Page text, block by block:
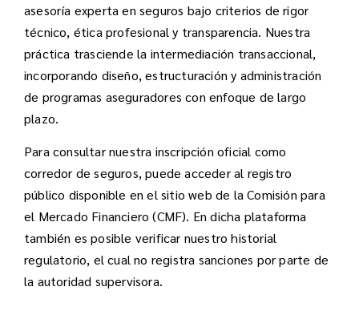
asesoría experta en seguros bajo criterios de rigor
técnico, ética profesional y transparencia. Nuestra
práctica trasciende la intermediación transaccional,
incorporando diseño, estructuración y administración
de programas aseguradores con enfoque de largo
plazo.
Para consultar nuestra inscripción oficial como
corredor de seguros, puede acceder al registro
público disponible en el sitio web de la Comisión para
el Mercado Financiero (CMF). En dicha plataforma
también es posible verificar nuestro historial
regulatorio, el cual no registra sanciones por parte de
la autoridad supervisora.